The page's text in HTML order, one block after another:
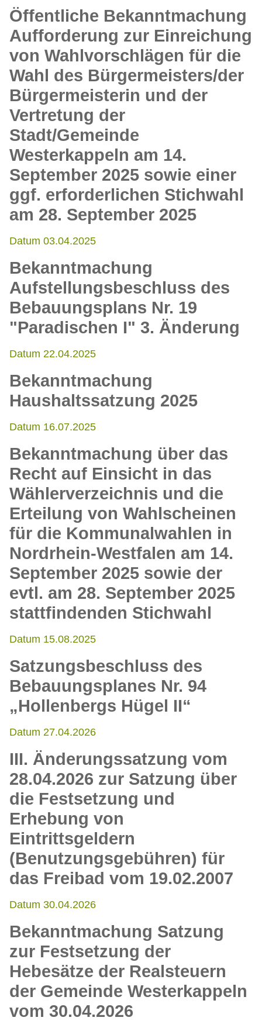
Öffentliche Bekanntmachung
Aufforderung zur Einreichung
von Wahlvorschlägen für die
Wahl des Bürgermeisters/der
Bürgermeisterin und der
Vertretung der
Stadt/Gemeinde
Westerkappeln am 14.
September 2025 sowie einer
ggf. erforderlichen Stichwahl
am 28. September 2025
Datum 03.04.2025
Bekanntmachung
Aufstellungsbeschluss des
Bebauungsplans Nr. 19
"Paradischen I" 3. Änderung
Datum 22.04.2025
Bekanntmachung
Haushaltssatzung 2025
Datum 16.07.2025
Bekanntmachung über das
Recht auf Einsicht in das
Wählerverzeichnis und die
Erteilung von Wahlscheinen
für die Kommunalwahlen in
Nordrhein-Westfalen am 14.
September 2025 sowie der
evtl. am 28. September 2025
stattfindenden Stichwahl
Datum 15.08.2025
Satzungsbeschluss des
Bebauungsplanes Nr. 94
„Hollenbergs Hügel II“
Datum 27.04.2026
III. Änderungssatzung vom
28.04.2026 zur Satzung über
die Festsetzung und
Erhebung von
Eintrittsgeldern
(Benutzungsgebühren) für
das Freibad vom 19.02.2007
Datum 30.04.2026
Bekanntmachung Satzung
zur Festsetzung der
Hebesätze der Realsteuern
der Gemeinde Westerkappeln
vom 30.04.2026